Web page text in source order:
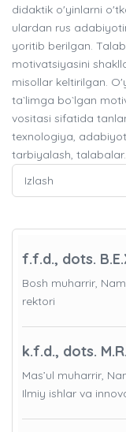
didaktik o'yinlarni
ulardan rus
yoritib berilgan.
motivatsiyasini
misollar keltirilgan.
ta`limga bo`lgan
vositasi sifatida
texnologiya,
tarbiyalash, talabalar.
f.f.d., dots.
Bosh muharrir,
rektori
k.f.d., dots.
Mas’ul muharrir,
Ilmiy ishlar va